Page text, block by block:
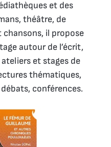
et des
théâtre, de
chansons, il propose
autour de l’écrit,
et stages de
thématiques,
conférences.